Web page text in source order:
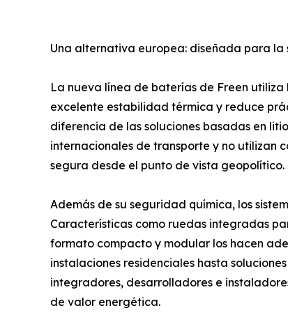
Una alternativa europea: diseñada para
La nueva línea de baterías de Freen
excelente estabilidad térmica y reduce
diferencia de las soluciones basadas en
internacionales de transporte y no utilizan
segura desde el punto de vista geopolítico.
Además de su seguridad química, los
Características como ruedas integradas
formato compacto y modular los hacen
instalaciones residenciales hasta
integradores, desarrolladores e
de valor energética.